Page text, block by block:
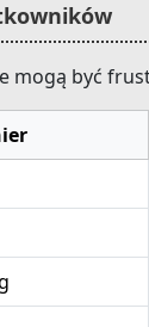
mogą być